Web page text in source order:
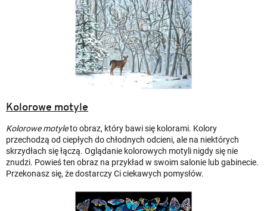
Kolorowe motyle
Kolorowe motyleto obraz, który bawi się kolorami. Kolory
przechodzą od ciepłych do chłodnych odcieni, ale na niektórych
skrzydłach się łączą. Oglądanie kolorowych motyli nigdy się nie
znudzi. Powieś ten obraz na przykład w swoim salonie lub gabinecie.
Przekonasz się, że dostarczy Ci ciekawych pomysłów.